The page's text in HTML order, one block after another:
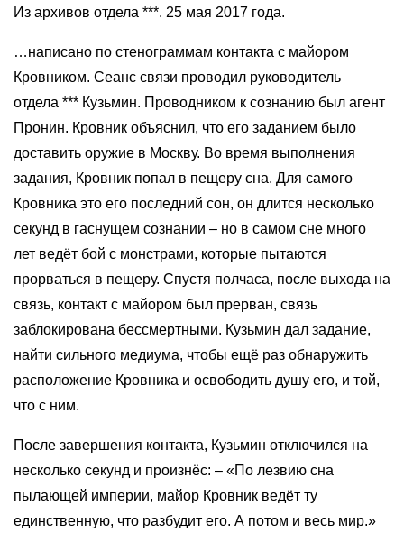
Из архивов отдела ***. 25 мая 2017 года.
…написано по стенограммам контакта с майором
Кровником. Сеанс связи проводил руководитель
отдела *** Кузьмин. Проводником к сознанию был агент
Пронин. Кровник объяснил, что его заданием было
доставить оружие в Москву. Во время выполнения
задания, Кровник попал в пещеру сна. Для самого
Кровника это его последний сон, он длится несколько
секунд в гаснущем сознании – но в самом сне много
лет ведёт бой с монстрами, которые пытаются
прорваться в пещеру. Спустя полчаса, после выхода на
связь, контакт с майором был прерван, связь
заблокирована бессмертными. Кузьмин дал задание,
найти сильного медиума, чтобы ещё раз обнаружить
расположение Кровника и освободить душу его, и той,
что с ним.
После завершения контакта, Кузьмин отключился на
несколько секунд и произнёс: – «По лезвию сна
пылающей империи, майор Кровник ведёт ту
единственную, что разбудит его. А потом и весь мир.»